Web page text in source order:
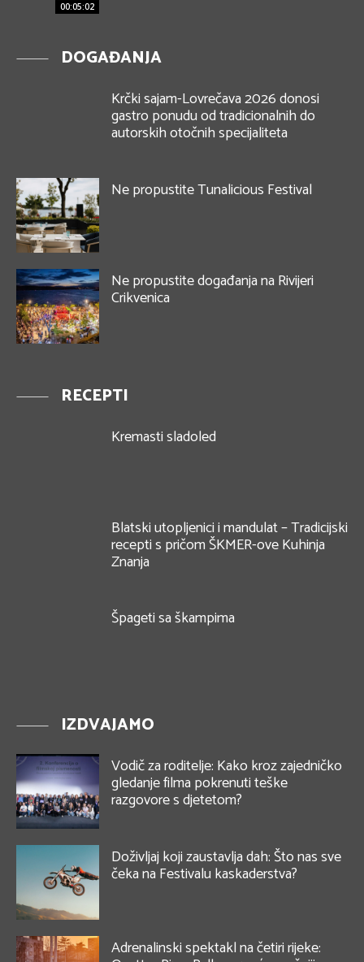
00:05:02
DOGAĐANJA
Krčki sajam-Lovrečava 2026 donosi
gastro ponudu od tradicionalnih do
autorskih otočnih specijaliteta
Ne propustite Tunalicious Festival
Ne propustite događanja na Rivijeri
Crikvenica
RECEPTI
Kremasti sladoled
Blatski utopljenici i mandulat – Tradicijski
recepti s pričom ŠKMER-ove Kuhinja
Znanja
Špageti sa škampima
IZDVAJAMO
Vodič za roditelje: Kako kroz zajedničko
gledanje filma pokrenuti teške
razgovore s djetetom?
Doživljaj koji zaustavlja dah: Što nas sve
čeka na Festivalu kaskaderstva?
Adrenalinski spektakl na četiri rijeke: